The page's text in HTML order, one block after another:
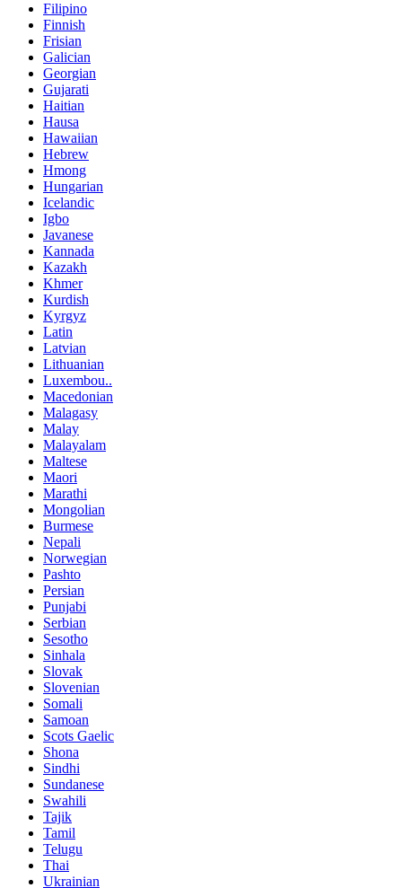
Filipino
Finnish
Frisian
Galician
Georgian
Gujarati
Haitian
Hausa
Hawaiian
Hebrew
Hmong
Hungarian
Icelandic
Igbo
Javanese
Kannada
Kazakh
Khmer
Kurdish
Kyrgyz
Latin
Latvian
Lithuanian
Luxembou..
Macedonian
Malagasy
Malay
Malayalam
Maltese
Maori
Marathi
Mongolian
Burmese
Nepali
Norwegian
Pashto
Persian
Punjabi
Serbian
Sesotho
Sinhala
Slovak
Slovenian
Somali
Samoan
Scots Gaelic
Shona
Sindhi
Sundanese
Swahili
Tajik
Tamil
Telugu
Thai
Ukrainian